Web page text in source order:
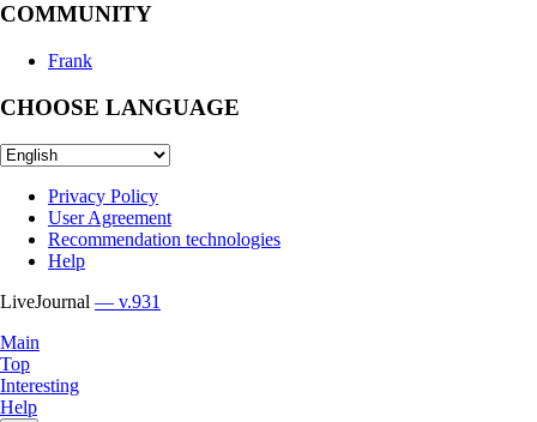
COMMUNITY
Frank
CHOOSE LANGUAGE
Privacy Policy
User Agreement
Recommendation technologies
Help
LiveJournal — v.931
Main
Top
Interesting
Help